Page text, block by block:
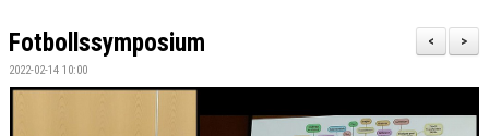
DOKUMENT
>
<
Fotbollssymposium
2022-02-14 10:00